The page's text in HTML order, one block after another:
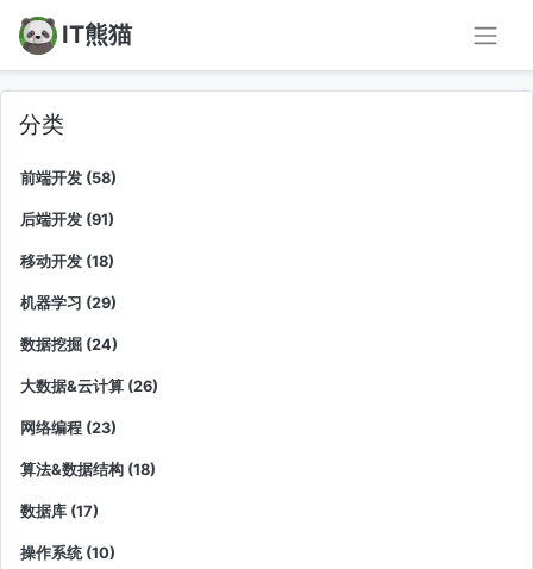
IT熊猫
分类
前端开发 (58)
后端开发 (91)
移动开发 (18)
机器学习 (29)
数据挖掘 (24)
大数据&云计算 (26)
网络编程 (23)
算法&数据结构 (18)
数据库 (17)
操作系统 (10)